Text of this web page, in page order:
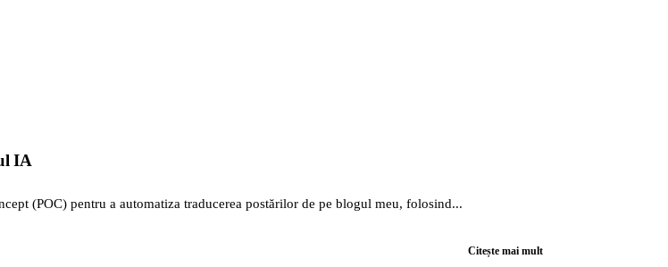
IA
(POC) pentru a automatiza traducerea postărilor de pe blogul meu, folosind...
Citește mai mult